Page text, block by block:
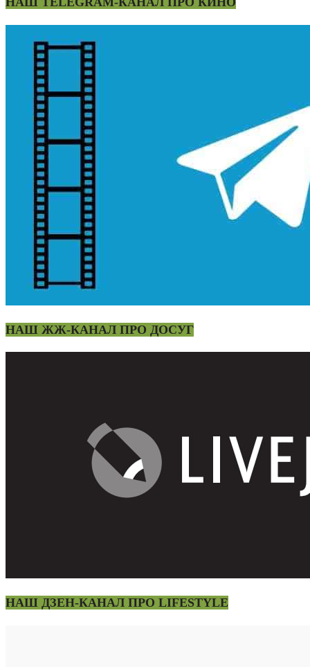
НАШ ЖЖ-КАНАЛ ПРО ДОСУГ
НАШ ДЗЕН-КАНАЛ ПРО LIFESTYLE